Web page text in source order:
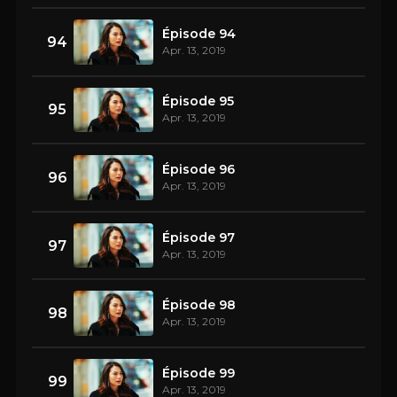
94 Épisode 94
Apr. 13, 2019
95 Épisode 95
Apr. 13, 2019
96 Épisode 96
Apr. 13, 2019
97 Épisode 97
Apr. 13, 2019
98 Épisode 98
Apr. 13, 2019
99 Épisode 99
Apr. 13, 2019